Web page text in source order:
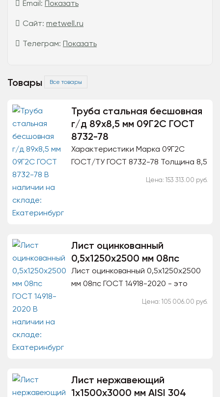
Email: Показать
Сайт: metwell.ru
Телеграм: Показать
Товары Все товары
Труба стальная бесшовная
г/д 89x8,5 мм 09Г2С ГОСТ
8732-78
Характеристики Марка 09Г2С
ГОСТ/ТУ ГОСТ 8732-78 Толщина 8,5
Цена: 153 313.00 руб.
Лист оцинкованный
0,5x1250x2500 мм 08пс
Лист оцинкованный 0,5x1250x2500
мм 08пс ГОСТ 14918-2020 - это
Цена: 105 006.00 руб.
Лист нержавеющий
1x1500x3000 мм AISI 304